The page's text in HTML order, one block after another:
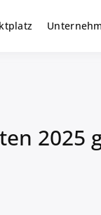
Solar
2025